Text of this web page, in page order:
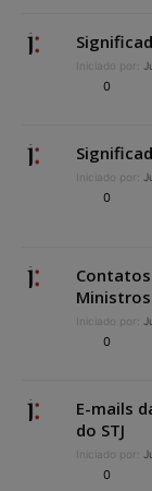
Iniciado por:
0
Iniciado por:
0
Ministros
Iniciado por:
0
E-mails
do STJ
Iniciado por:
0